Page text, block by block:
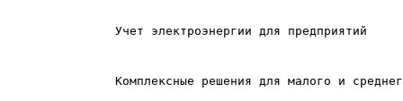
Учет электроэнергии для предприятий
Комплексные решения для малого и